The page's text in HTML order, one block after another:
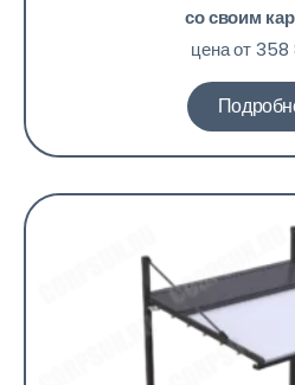
со своим
цена от